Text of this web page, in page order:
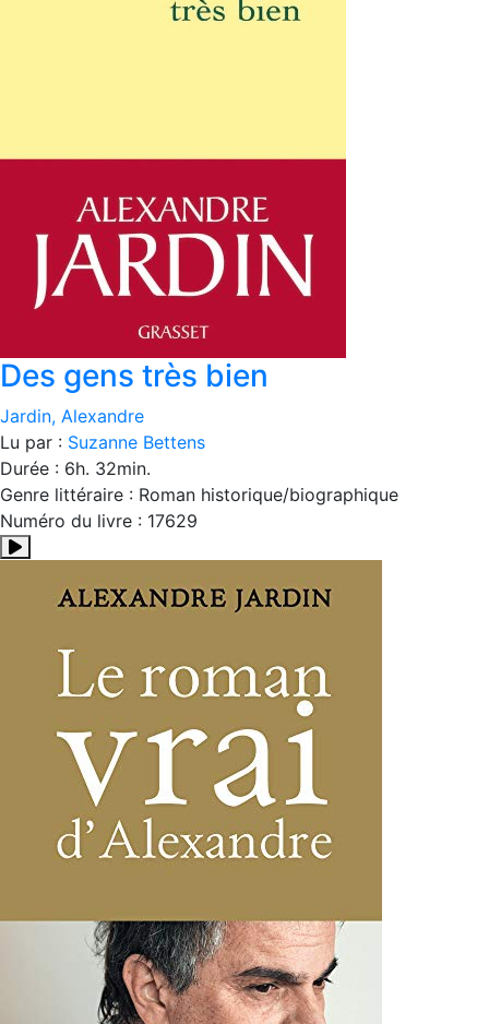
Des gens très bien
Jardin, Alexandre
Lu par : Suzanne Bettens
Durée : 6h. 32min.
Genre littéraire : Roman historique/biographique
Numéro du livre : 17629
Résumé:"Tandis que mon père s'endort peu à peu contre